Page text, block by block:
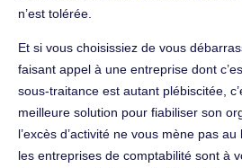
n’est tolérée.
Et si vous choisissiez de vous
faisant appel à une entreprise dont
sous-traitance est autant plébiscitée,
meilleure solution pour fiabiliser son
l’excès d’activité ne vous mène pas
les entreprises de comptabilité sont à